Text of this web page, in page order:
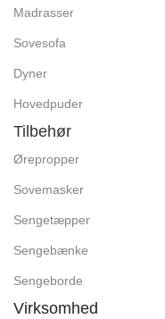
Madrasser
Sovesofa
Dyner
Hovedpuder
Tilbehør
Ørepropper
Sovemasker
Sengetæpper
Sengebænke
Sengeborde
Virksomhed